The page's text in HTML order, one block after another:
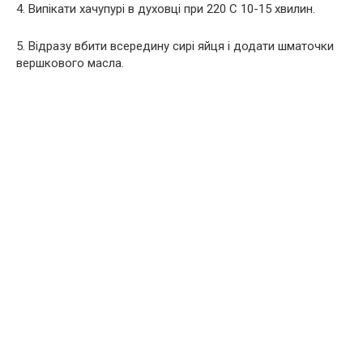
4. Випікати хачупурі в духовці при 220 С 10-15 хвилин.
5. Відразу вбити всередину сирі яйця і додати шматочки
вершкового масла.